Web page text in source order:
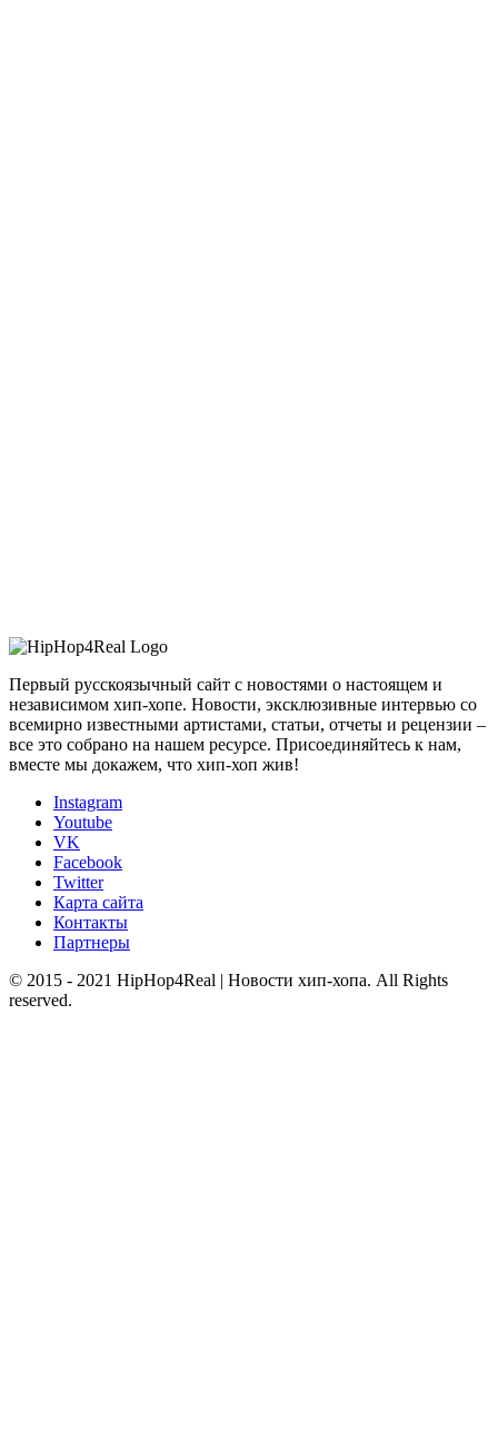
Первый русскоязычный сайт с новостями о настоящем и
независимом хип-хопе. Новости, эксклюзивные интервью со
всемирно известными артистами, статьи, отчеты и рецензии –
все это собрано на нашем ресурсе. Присоединяйтесь к нам,
вместе мы докажем, что хип-хоп жив!
Instagram
Youtube
VK
Facebook
Twitter
Карта сайта
Контакты
Партнеры
© 2015 - 2021 HipHop4Real | Новости хип-хопа. All Rights
reserved.